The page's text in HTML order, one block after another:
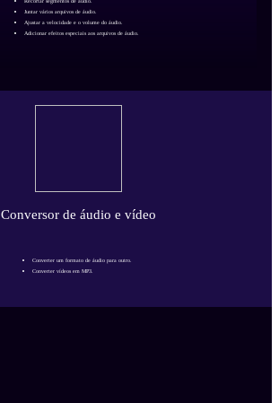
Juntar vários arquivos de áudio.
Ajustar a velocidade e o volume do áudio.
Adicionar efeitos especiais aos arquivos de áudio.
Conversor de áudio e vídeo
Converter um formato de áudio para outro.
Converter vídeos em MP3.